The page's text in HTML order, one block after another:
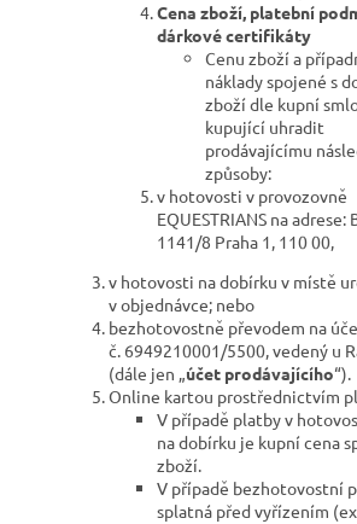
Cena zboží, platební
dárkové certifikáty
Cenu zboží a
náklady spojené s
zboží dle kupní
kupující uhradit
prodávajícímu
způsoby:
v hotovosti v provozovně
EQUESTRIANS na adrese:
1141/8 Praha 1, 110 00,
v hotovosti na dobírku v místě
v objednávce; nebo
bezhotovostně převodem na
č. 6949210001/5500, vedený u
(dále jen „účet prodávajícího“).
Online kartou prostřednictvím
V případě platby v
na dobírku je kupní cena
zboží.
V případě bezhotovostní
splatná před vyřízením